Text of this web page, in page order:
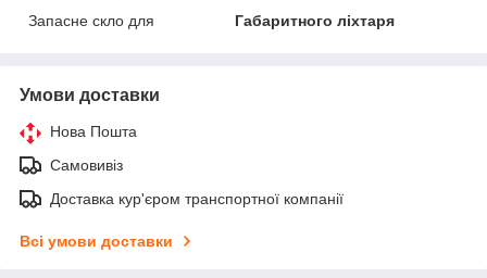
Запасне скло для
Габаритного ліхтаря
Умови доставки
Нова Пошта
Самовивіз
Доставка кур'єром транспортної компанії
Всі умови доставки